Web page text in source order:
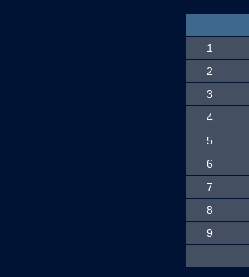
1
2
3
4
5
6
7
8
9